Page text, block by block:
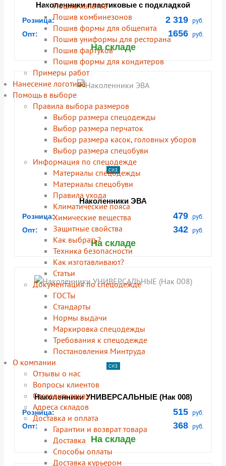
Пошив халатов
Пошив комбинезонов
Пошив формы для общепита
Пошив униформы для ресторана
Пошив фартуков
Пошив формы для кондитеров
Примеры работ
Нанесение логотипа
Помощь в выборе
Правила выбора размеров
Выбор размера спецодежды
Выбор размера перчаток
Выбор размера касок, головных уборов
Выбор размера спецобуви
Информация по спецодежде
Материалы спецодежды
Материалы спецобуви
Правила ухода
Климатические пояса
Химические вещества
Защитные свойства
Как выбрать?
Техника безопасности
Как изготавливают?
Статьи
Документация по спецодежде
ГОСТы
Cтандарты
Нормы выдачи
Маркировка спецодежды
Требования к спецодежде
Постановления Минтруда
О компании
Отзывы о нас
Вопросы клиентов
Отследить заказ
Адреса складов
Доставка и оплата
Гарантии и возврат товара
Доставка
Способы оплаты
Доставка курьером
Наколенники пластиковые с подкладкой
(Стандарт)
Розница: 2 319 руб.
Опт: 1656 руб.
На складе
СИЗ
Наколенники ЭВА
Розница: 479 руб.
Опт: 342 руб.
На складе
СИЗ
Наколенники УНИВЕРСАЛЬНЫЕ (Нак 008)
Розница: 515 руб.
Опт: 368 руб.
На складе